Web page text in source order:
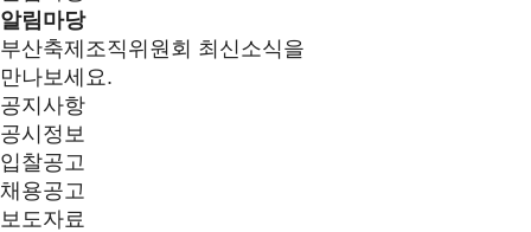
알림마당
부산축제조직위원회 최신소식을
만나보세요.
공지사항
공시정보
입찰공고
채용공고
보도자료